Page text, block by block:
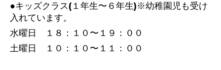
●キッズクラス(１年生〜６年生)※幼稚園児も受け
入れています。
水曜日 １８：１０〜１９：００
土曜日 １０：１０〜１１：００